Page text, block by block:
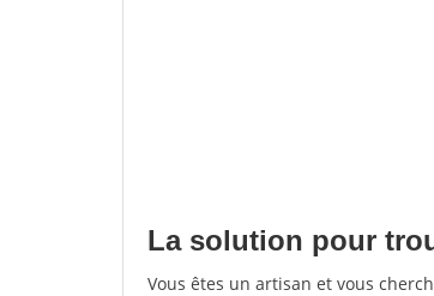
La solution pour
Vous êtes un artisan et vous